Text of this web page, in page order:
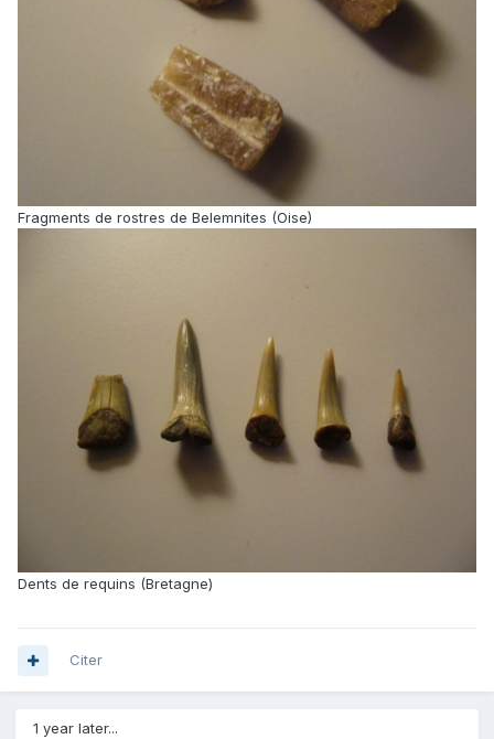
Fragments de rostres de Belemnites (Oise)
Dents de requins (Bretagne)
Citer
1 year later...